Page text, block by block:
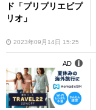
ド「プリプリエビプ
リオ」
2023年09月14日 15:25
AD